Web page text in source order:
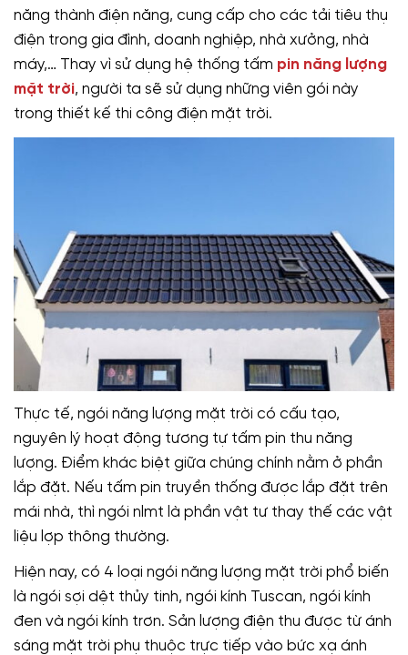
năng thành điện năng, cung cấp cho các tải tiêu thụ
điện trong gia đình, doanh nghiệp, nhà xưởng, nhà
máy,… Thay vì sử dụng hệ thống tấm pin năng lượng
mặt trời, người ta sẽ sử dụng những viên gói này
trong thiết kế thi công điện mặt trời.
Thực tế, ngói năng lượng mặt trời có cấu tạo,
nguyên lý hoạt động tương tự tấm pin thu năng
lượng. Điểm khác biệt giữa chúng chính nằm ở phần
lắp đặt. Nếu tấm pin truyền thống được lắp đặt trên
mái nhà, thì ngói nlmt là phần vật tư thay thế các vật
liệu lợp thông thường.
Hiện nay, có 4 loại ngói năng lượng mặt trời phổ biến
là ngói sợi dệt thủy tinh, ngói kính Tuscan, ngói kính
đen và ngói kính trơn. Sản lượng điện thu được từ ánh
sáng mặt trời phụ thuộc trực tiếp vào bức xạ ánh